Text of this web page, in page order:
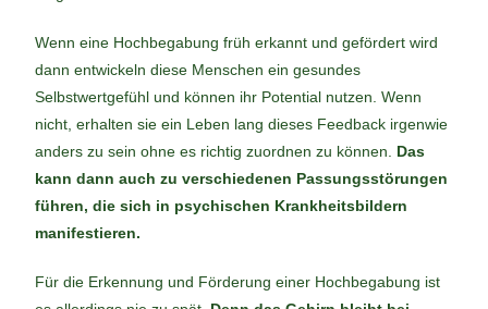
Wenn eine Hochbegabung früh erkannt und gefördert wird
dann entwickeln diese Menschen ein gesundes
Selbstwertgefühl und können ihr Potential nutzen. Wenn
nicht, erhalten sie ein Leben lang dieses Feedback irgenwie
anders zu sein ohne es richtig zuordnen zu können. Das
kann dann auch zu verschiedenen Passungsstörungen
führen, die sich in psychischen Krankheitsbildern
manifestieren.
Für die Erkennung und Förderung einer Hochbegabung ist